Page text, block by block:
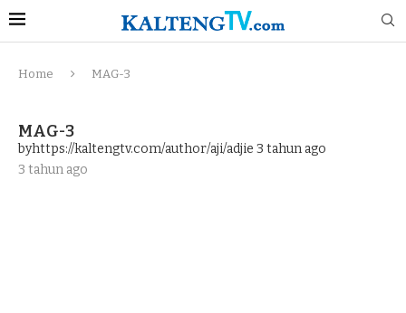
Home MAG-3
MAG-3
byhttps://kaltengtv.com/author/aji/adjie 3 tahun ago
3 tahun ago